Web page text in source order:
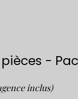
-
inclus)